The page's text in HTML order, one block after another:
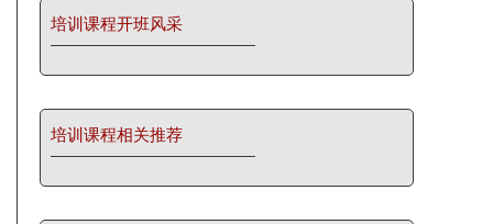
培训课程开班风采
培训课程相关推荐